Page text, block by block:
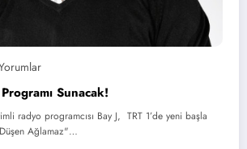
Sunacak!
radyo programcısı Bay J, TRT 1’de yeni başla
Ağlamaz"…